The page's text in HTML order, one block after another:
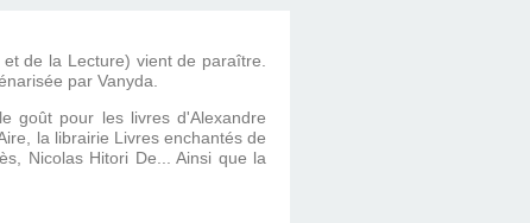
de la Lecture) vient de paraître.
par Vanyda.
goût pour les livres d'Alexandre
la librairie Livres enchantés de
Nicolas Hitori De... Ainsi que la